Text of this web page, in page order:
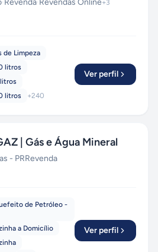
·Revenda·Revendas Online+3
de Limpeza
litros
litros
+240
Ver perfil
| Gás e Água Mineral
- PRRevenda
de Petróleo -
a Domicílio
Ver perfil